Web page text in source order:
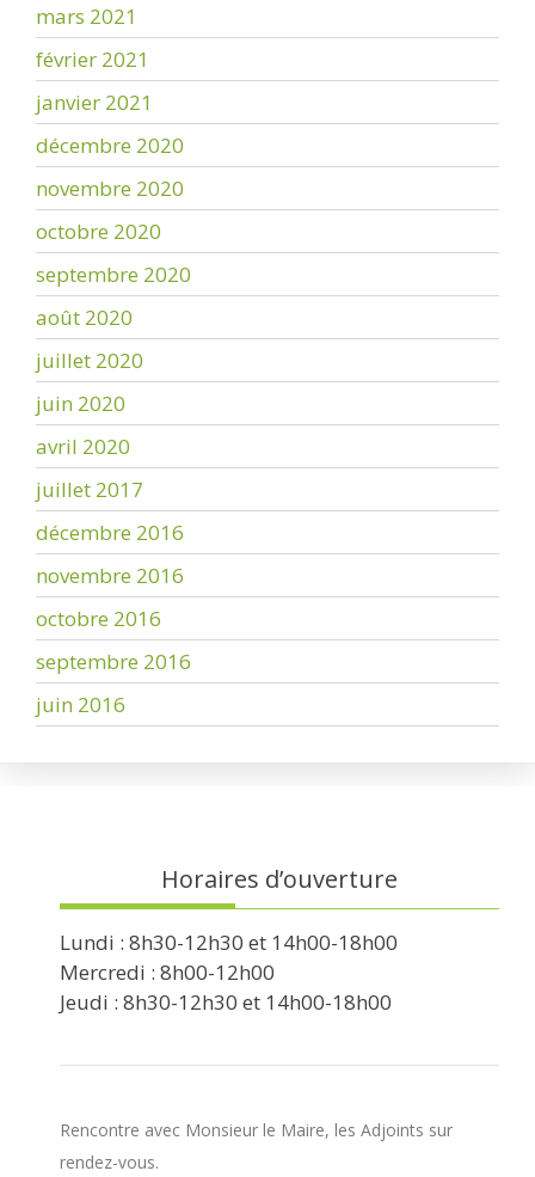
mars 2021
février 2021
janvier 2021
décembre 2020
novembre 2020
octobre 2020
septembre 2020
août 2020
juillet 2020
juin 2020
avril 2020
juillet 2017
décembre 2016
novembre 2016
octobre 2016
septembre 2016
juin 2016
Horaires d’ouverture
Lundi : 8h30-12h30 et 14h00-18h00
Mercredi : 8h00-12h00
Jeudi : 8h30-12h30 et 14h00-18h00
Rencontre avec Monsieur le Maire, les Adjoints sur
rendez-vous.